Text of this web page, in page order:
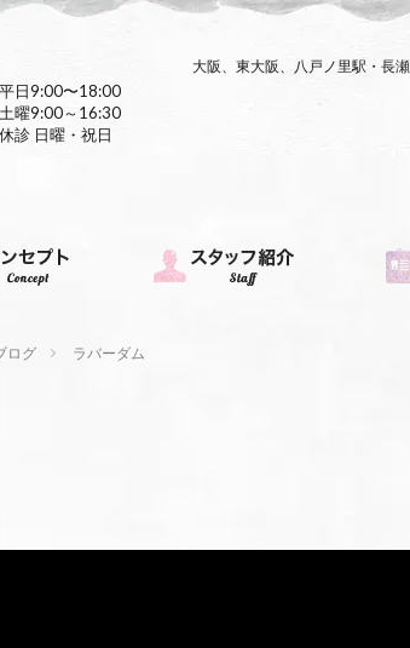
大阪、東大阪、八戸ノ里駅・長
平日9:00〜18:00
土曜9:00～16:30
休診 日曜・祝日
ログ ラバーダム